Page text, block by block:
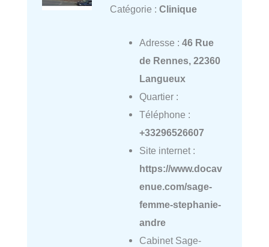
Catégorie : Clinique
Adresse : 46 Rue
de Rennes, 22360
Langueux
Quartier :
Téléphone :
+33296526607
Site internet :
https://www.docav
enue.com/sage-
femme-stephanie-
andre
Cabinet Sage-